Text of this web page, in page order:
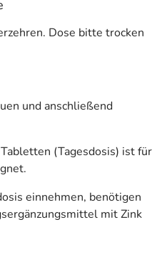
bei.
Unternehmens
(wie z. B. Zutaten,
Dose bitte trocken
und anschließend
(Tagesdosis) ist für
einnehmen, benötigen
mit Zink